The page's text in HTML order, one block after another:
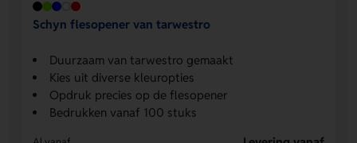
Schyn flesopener van tarwestro
Duurzaam van tarwestro gemaakt
Kies uit diverse kleuropties
Opdruk precies op de flesopener
Bedrukken vanaf 100 stuks